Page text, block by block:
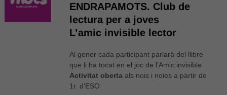
ENDRAPAMOTS. Club de
lectura per a joves
L’amic invisible lector
Al gener cada participant parlarà del llibre
que li ha tocat en el joc de l’Amic invisible
Activitat oberta als nois i noies a partir de
1r. d’ESO